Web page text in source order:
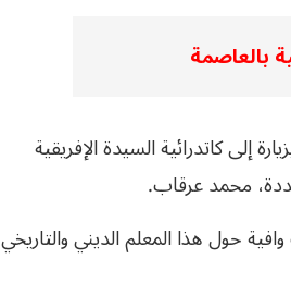
بالعاصمة
إلى كاتدرائية السيدة الإفريقية
محمد عرقاب.
حول هذا المعلم الديني والتاريخي